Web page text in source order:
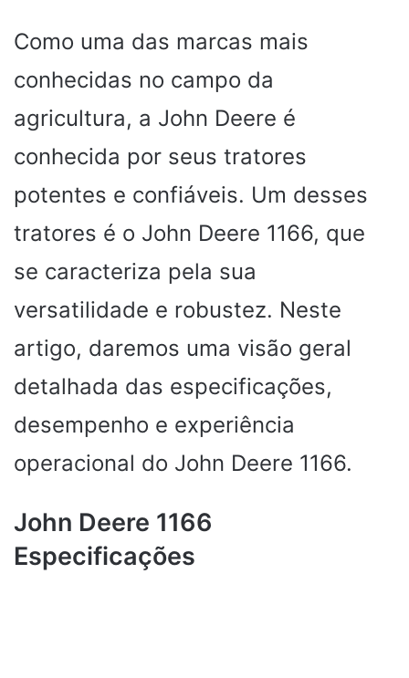
Como uma das marcas mais
conhecidas no campo da
agricultura, a John Deere é
conhecida por seus tratores
potentes e confiáveis. Um desses
tratores é o John Deere 1166, que
se caracteriza pela sua
versatilidade e robustez. Neste
artigo, daremos uma visão geral
detalhada das especificações,
desempenho e experiência
operacional do John Deere 1166.
John Deere 1166
Especificações